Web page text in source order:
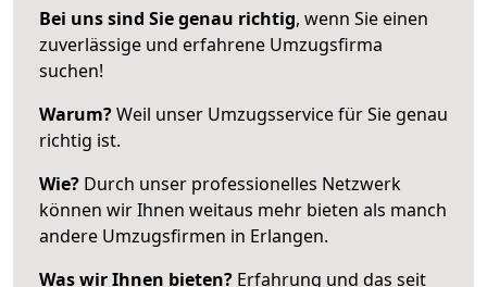
Bei uns sind Sie genau richtig, wenn Sie einen
zuverlässige und erfahrene Umzugsfirma
suchen!
Warum?Weil unser Umzugsservice für Sie genau
richtig ist.
Wie? Durch unser professionelles Netzwerk
können wir Ihnen weitaus mehr bieten als manch
andere Umzugsfirmen in Erlangen.
Was wir Ihnen bieten? Erfahrung und das seit